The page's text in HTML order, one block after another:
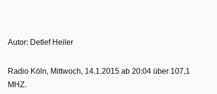
Autor: Detlef Heiler
Radio Köln, Mittwoch, 14.1.2015 ab 20:04 über 107,1
MHZ.